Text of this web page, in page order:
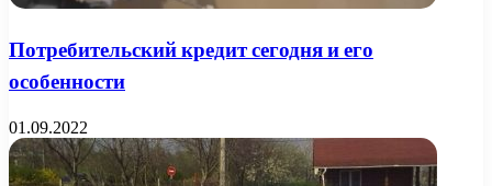
Потребительский кредит сегодня и его
особенности
01.09.2022